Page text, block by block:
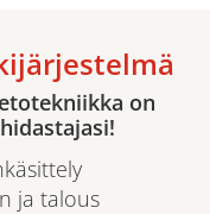
on
ja talous